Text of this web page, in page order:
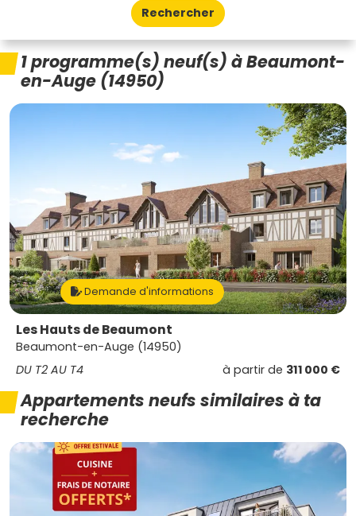
Rechercher
1 programme(s) neuf(s) à Beaumont-
en-Auge (14950)
Demande d'informations
Les Hauts de Beaumont
Beaumont-en-Auge (14950)
DU T2 AU T4
à partir de 311 000 €
Appartements neufs similaires à ta
recherche